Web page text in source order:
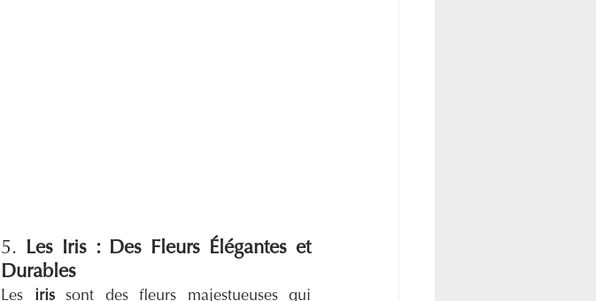
5. Les Iris : Des Fleurs Élégantes et
Durables
Les iris sont des fleurs majestueuses qui